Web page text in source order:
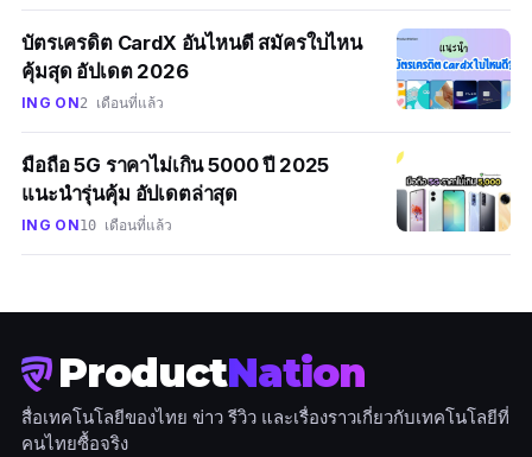
บัตรเครดิต CardX อันไหนดี สมัครใบไหน
คุ้มสุด อัปเดต 2026
ING ON2 เดือนที่แล้ว
มือถือ 5G ราคาไม่เกิน 5000 ปี 2025
แนะนำรุ่นคุ้ม อัปเดตล่าสุด
ING ON10 เดือนที่แล้ว
ProductNation
สื่อเทคโนโลยีของไทย ข่าว รีวิว และเรื่องราวเกี่ยวกับเทคโนโลยีที่
คนไทยซื้อจริง